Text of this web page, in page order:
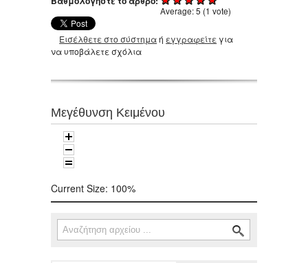
Average:5 (1 vote)
Εισέλθετε στο σύστημαή εγγραφείτε για
να υποβάλετε σχόλια
Μεγέθυνση Κειμένου
Current Size: 100%
Φόρμα αναζήτησης
Αναζήτηση